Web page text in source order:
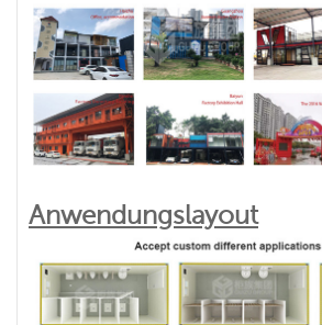
Anwendungslayout